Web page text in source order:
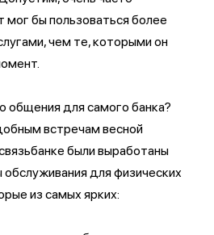
мог бы пользоваться более
чем те, которыми он
общения для самого банка?
встречам весной
были выработаны
для физических
из самых ярких: